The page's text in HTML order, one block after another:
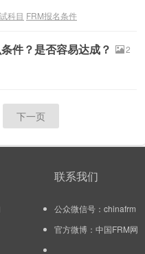
科目 FRM报名条件
件？是否容易达成？ 2
下一页
联系我们
公众微信号：chinafrm
官方微博： 中国FRM网